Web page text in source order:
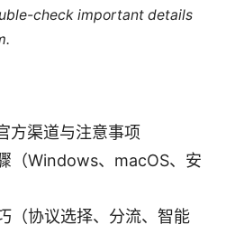
check important details
方渠道与注意事项
（Windows、macOS、安
（协议选择、分流、智能